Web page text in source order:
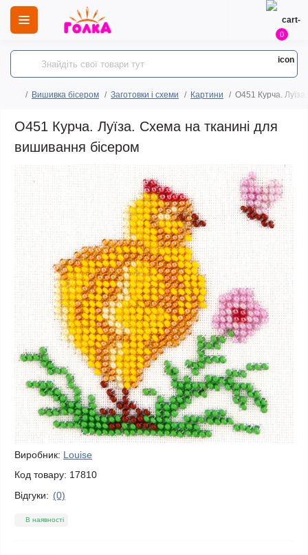
0
Вишивка бісером Заготовки і схеми Картини O451 Курча.
O451 Курча. Луїза. Схема на тканині для
вишивання бісером
Виробник: Louise
Код товару: 17810
Відгуки: (0)
В наявності